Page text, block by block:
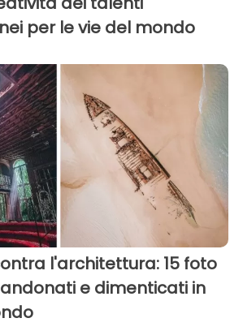
per le vie del mondo
l'architettura: 15 foto
e dimenticati in